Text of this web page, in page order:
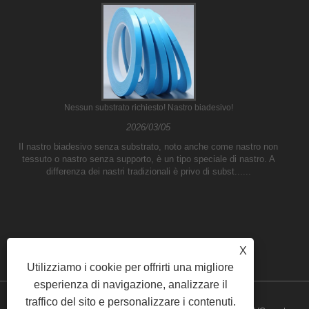
Nessun substrato richiesto! Nastro biadesivo!
2026/03/05
Il nastro biadesivo senza substrato, noto anche come nastro non
tessuto o nastro senza supporto, è un tipo speciale di nastro. A
differenza dei nastri tradizionali è privo di subst......
X
Utilizziamo i cookie per offrirti una migliore
esperienza di navigazione, analizzare il
traffico del sito e personalizzare i contenuti.